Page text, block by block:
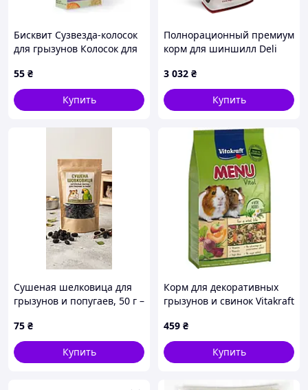
Бисквит Сузвезда-колосок
для грызунов Колосок для
Сузировка
55 ₴
Купить
Полнорационный премиум
корм для шиншилл Deli
CHINCHILLAS 12,5 кг.
3 032 ₴
Купить
Сушеная шелковица для
грызунов и попугаев, 50 г –
витамины
75 ₴
Купить
Корм для декоративных
грызунов и свинок Vitakraft
459 ₴
Купить